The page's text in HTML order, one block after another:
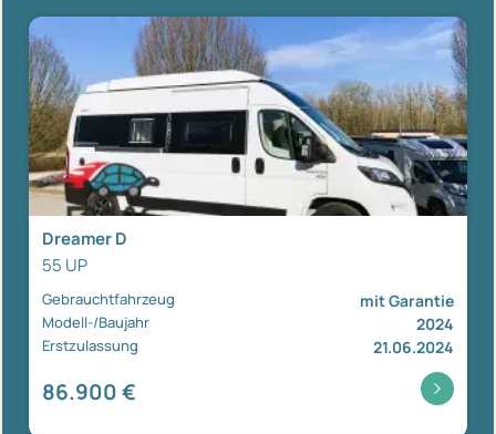
Dreamer D
55 UP
Gebrauchtfahrzeug mit Garantie
Modell-/Baujahr 2024
Erstzulassung 21.06.2024
86.900 €